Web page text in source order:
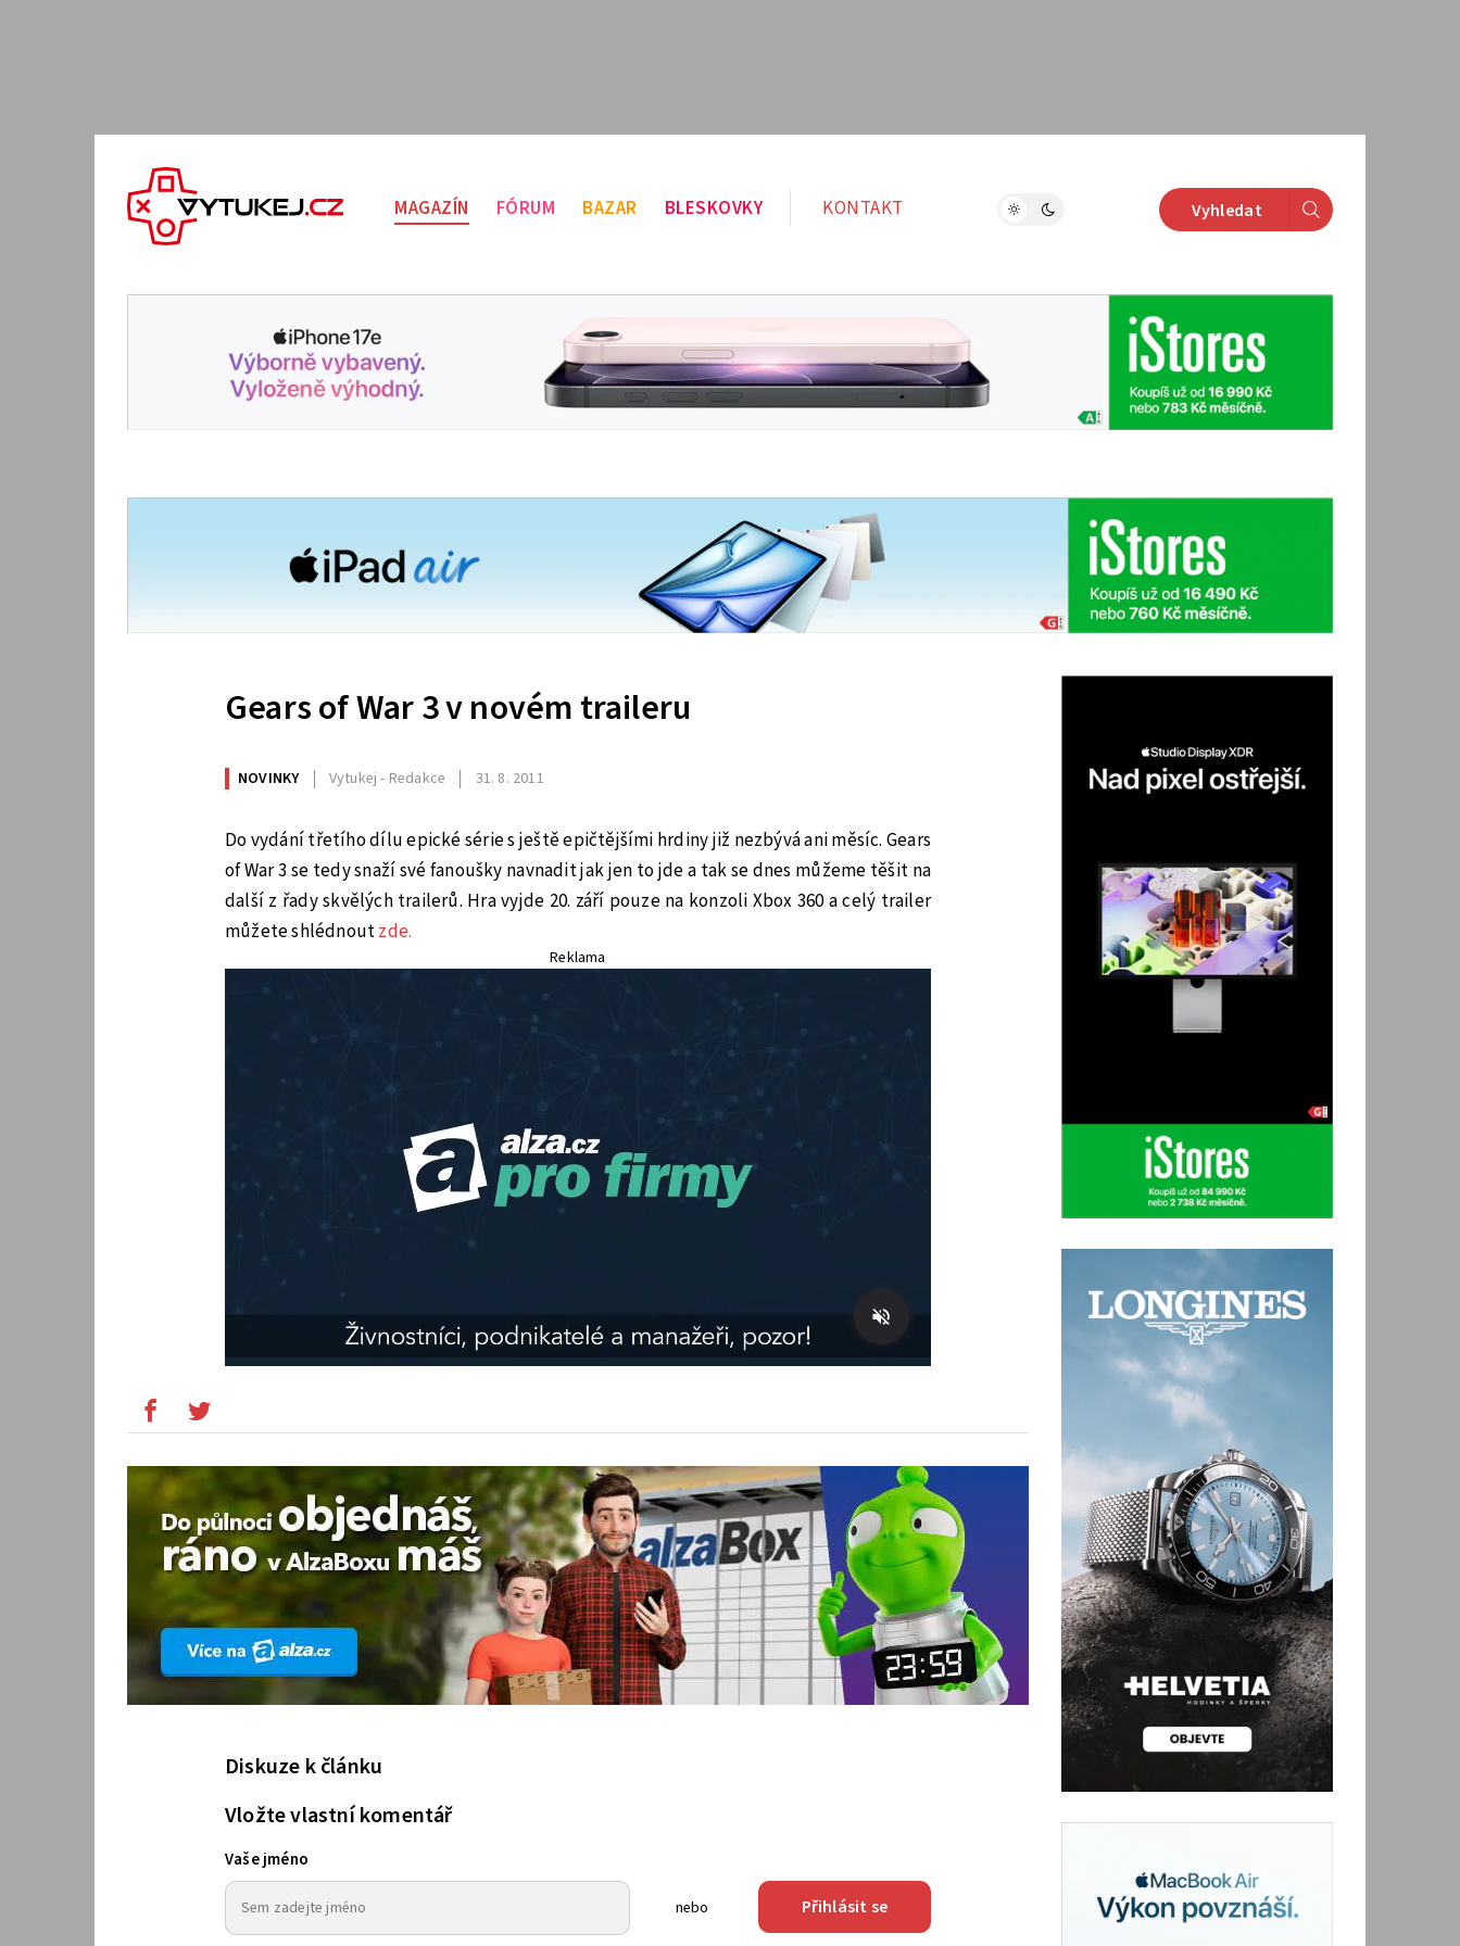
MAGAZÍN FÓRUM BAZAR BLESKOVKY KONTAKT Vyhledat
Gears of War 3 v novém traileru
NOVINKY Vytukej - Redakce 31. 8. 2011
Do vydání třetího dílu epické série s ještě epičtějšími hrdiny již nezbývá ani měsíc. Gears
of War 3 se tedy snaží své fanoušky navnadit jak jen to jde a tak se dnes můžeme těšit na
další z řady skvělých trailerů. Hra vyjde 20. září pouze na konzoli Xbox 360 a celý trailer
můžete shlédnoutzde.
Reklama
Diskuze k článku
Vložte vlastní komentář
Vaše jméno
nebo Přihlásit se